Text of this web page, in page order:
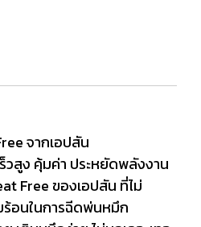
จากเอปสัน
วสูง คุ้มค่า ประหยัดพลังงาน
Free ของเอปสัน ที่ไม่
ร้อนในการฉีดพ่นหมึก